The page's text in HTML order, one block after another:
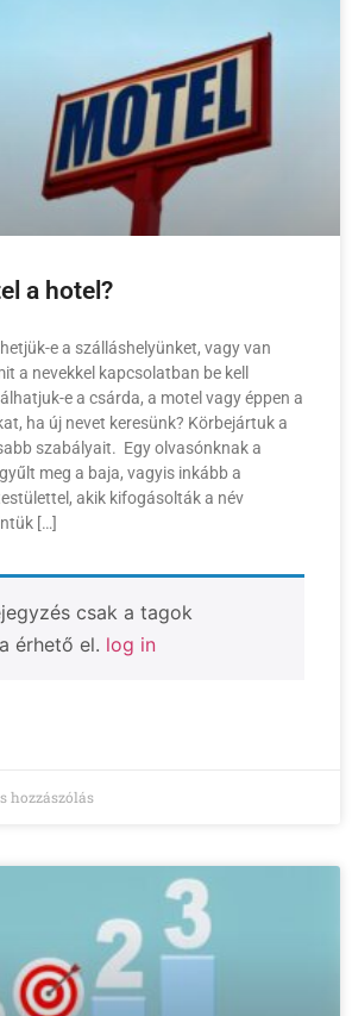
a hotel?
e a szálláshelyünket, vagy van
a nevekkel kapcsolatban be kell
e a csárda, a motel vagy éppen a
ha új nevet keresünk? Körbejártuk a
szabályait. Egy olvasónknak a
meg a baja, vagyis inkább a
akik kifogásolták a név
[…]
csak a tagok
érhető el. log in
hozzászólás